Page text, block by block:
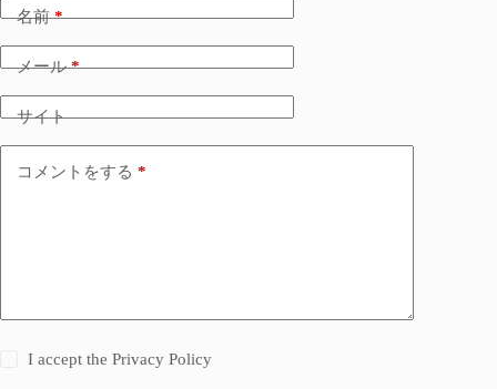
名前*
メール*
サイト
コメントをする *
I accept thePrivacy Policy